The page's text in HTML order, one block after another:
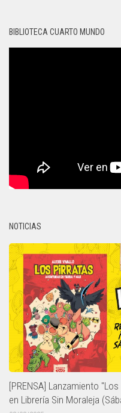
BIBLIOTECA CUARTO MUNDO
NOTICIAS
[PRENSA] Lanzamiento
en Librería Sin Moraleja